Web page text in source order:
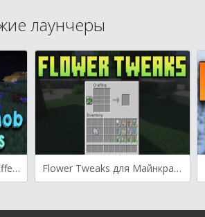
лаунчеры
Configurable Mob Potion Effects для Майнкрафт [1.21.4, 1.21.3, 1.21.1] Flower Tweaks для Майнкрафт [1.21.3, 1.21.1, 1.21]